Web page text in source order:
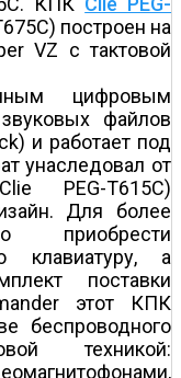
построен на
VZ с тактовой
цифровым
файлов
и работает под
унаследовал от
PEG-T615C)
Для более
приобрести
клавиатуру, а
поставки
этот КПК
беспроводного
техникой: